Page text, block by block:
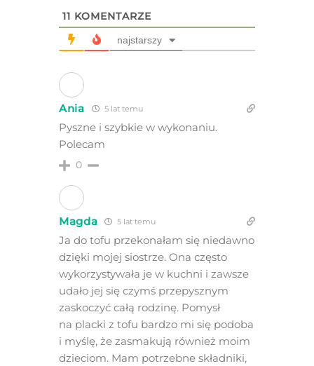
11 KOMENTARZE
najstarszy
Ania 5 lat temu
Pyszne i szybkie w wykonaniu.
Polecam
0
Magda 5 lat temu
Ja do tofu przekonałam się niedawno
dzięki mojej siostrze. Ona często
wykorzystywała je w kuchni i zawsze
udało jej się czymś przepysznym
zaskoczyć całą rodzinę. Pomysł
na placki z tofu bardzo mi się podoba
i myślę, że zasmakują również moim
dzieciom. Mam potrzebne składniki,